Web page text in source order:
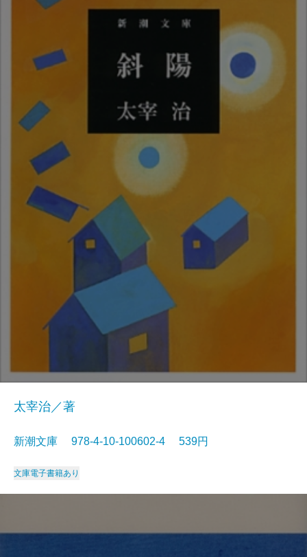
太宰治／著
新潮文庫 978-4-10-100602-4 539円
文庫電子書籍あり